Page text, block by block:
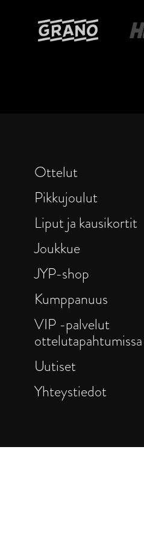
Ottelut
Pikkujoulut
Liput ja kausikortit
Joukkue
JYP-shop
Kumppanuus
VIP -palvelut
ottelutapahtumissa
Uutiset
Yhteystiedot